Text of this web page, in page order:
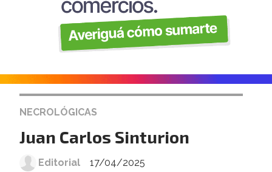
Juan Carlos Sinturion
NECROLÓGICAS
17/04/2025
Editorial